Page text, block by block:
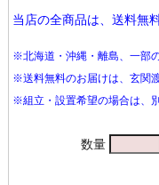
当店の全商品は、送料無
※北海道・沖縄・離島、一部
※送料無料のお届けは、玄関
※組立・設置希望の場合は、
数量